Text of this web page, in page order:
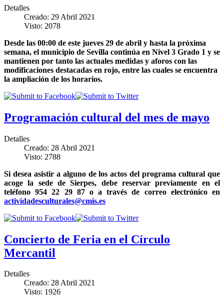
Detalles
Creado: 29 Abril 2021
Visto: 2078
Desde las 00:00 de este jueves 29 de abril y hasta la próxima
semana, el municipio de Sevilla continúa en Nivel 3 Grado 1 y se
mantienen por tanto las actuales medidas y aforos con las
modificaciones destacadas en rojo, entre las cuales se encuentra
la ampliación de los horarios.
Programación cultural del mes de mayo
Detalles
Creado: 28 Abril 2021
Visto: 2788
Si desea asistir a alguno de los actos del programa cultural que
acoge la sede de Sierpes, debe reservar previamente en el
teléfono 954 22 29 87 o a través de correo electrónico en
actividadesculturales@cmis.es
Concierto de Feria en el Círculo
Mercantil
Detalles
Creado: 28 Abril 2021
Visto: 1926